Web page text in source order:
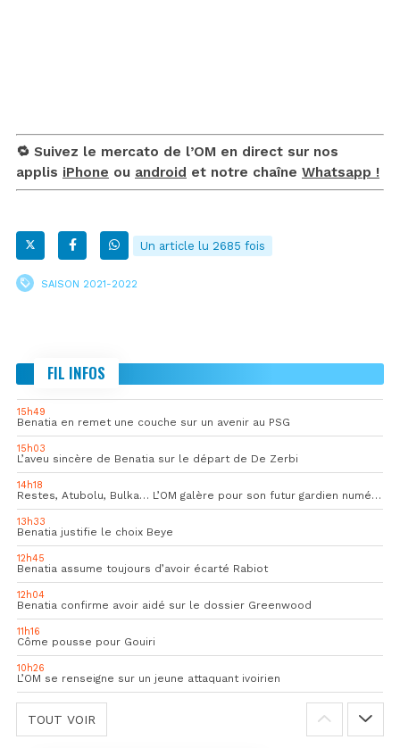
🔁 Suivez le mercato de l’OM en direct sur nos
applis iPhone ou android et notre chaîne Whatsapp !
Un article lu 2685 fois
SAISON 2021-2022
FIL INFOS
15h49
Benatia en remet une couche sur un avenir au PSG
15h03
L’aveu sincère de Benatia sur le départ de De Zerbi
14h18
Restes, Atubolu, Bulka… L’OM galère pour son futur gardien numéro 1
13h33
Benatia justifie le choix Beye
12h45
Benatia assume toujours d’avoir écarté Rabiot
12h04
Benatia confirme avoir aidé sur le dossier Greenwood
11h16
Côme pousse pour Gouiri
10h26
L’OM se renseigne sur un jeune attaquant ivoirien
TOUT VOIR